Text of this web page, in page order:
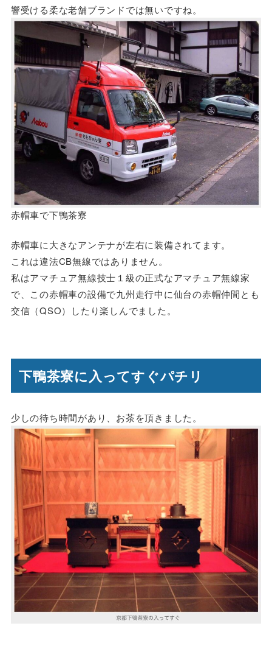
響受ける柔な老舗ブランドでは無いですね。
赤帽車で下鴨茶寮
赤帽車に大きなアンテナが左右に装備されてます。
これは違法CB無線ではありません。
私はアマチュア無線技士１級の正式なアマチュア無線家
で、この赤帽車の設備で九州走行中に仙台の赤帽仲間とも
交信（QSO）したり楽しんでました。
下鴨茶寮に入ってすぐパチリ
少しの待ち時間があり、お茶を頂きました。